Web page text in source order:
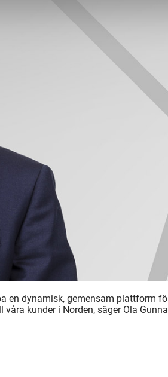
en dynamisk, gemensam plattform
kunder i Norden, säger Ola